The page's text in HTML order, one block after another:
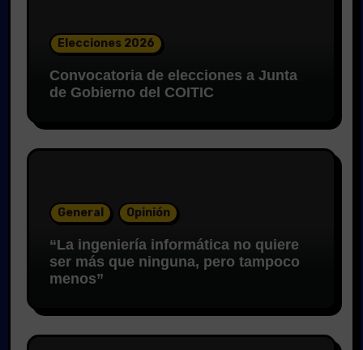
Elecciones 2026
Convocatoria de elecciones a Junta
de Gobierno del COITIC
General Opinión
“La ingeniería informática no quiere
ser más que ninguna, pero tampoco
menos”